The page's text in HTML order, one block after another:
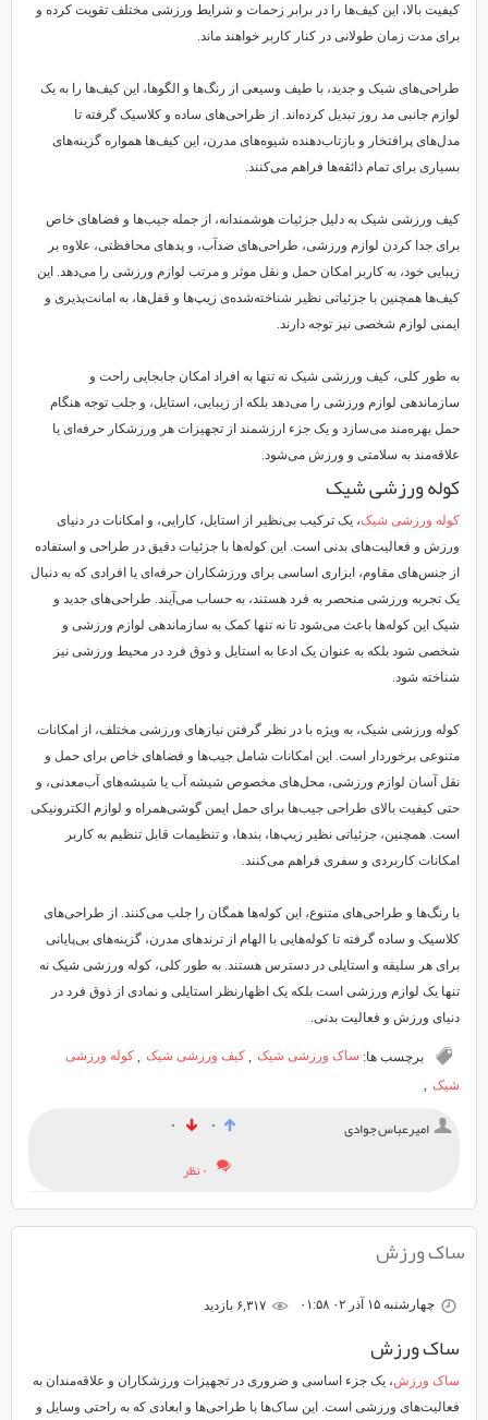
کیفیت بالا، این کیف‌ها را در برابر زحمات و شرایط ورزشی مختلف تقویت کرده و
برای مدت زمان طولانی در کنار کاربر خواهند ماند.
طراحی‌های شیک و جدید، با طیف وسیعی از رنگ‌ها و الگوها، این کیف‌ها را به یک
لوازم جانبی مد روز تبدیل کرده‌اند. از طراحی‌های ساده و کلاسیک گرفته تا
مدل‌های پرافتخار و بازتاب‌دهنده شیوه‌های مدرن، این کیف‌ها همواره گزینه‌های
بسیاری برای تمام ذائقه‌ها فراهم می‌کنند.
کیف ورزشی شیک به دلیل جزئیات هوشمندانه، از جمله جیب‌ها و فضاهای خاص
برای جدا کردن لوازم ورزشی، طراحی‌های ضدآب، و پد‌های محافظتی، علاوه بر
زیبایی خود، به کاربر امکان حمل و نقل موثر و مرتب لوازم ورزشی را می‌دهد. این
کیف‌ها همچنین با جزئیاتی نظیر شناخته‌شده‌ی زیپ‌ها و قفل‌ها، به امانت‌پذیری و
ایمنی لوازم شخصی نیز توجه دارند.
به طور کلی، کیف ورزشی شیک نه تنها به افراد امکان جابجایی راحت و
سازماندهی لوازم ورزشی را می‌دهد بلکه از زیبایی، استایل، و جلب توجه هنگام
حمل بهره‌مند می‌سازد و یک جزء ارزشمند از تجهیزات هر ورزشکار حرفه‌ای یا
علاقه‌مند به سلامتی و ورزش می‌شود.
کوله ورزشی شیک
کوله ورزشی شیک، یک ترکیب بی‌نظیر از استایل، کارایی، و امکانات در دنیای
ورزش و فعالیت‌های بدنی است. این کوله‌ها با جزئیات دقیق در طراحی و استفاده
از جنس‌های مقاوم، ابزاری اساسی برای ورزشکاران حرفه‌ای یا افرادی که به دنبال
یک تجربه ورزشی منحصر به فرد هستند، به حساب می‌آیند. طراحی‌های جدید و
شیک این کوله‌ها باعث می‌شود تا نه تنها کمک به سازماندهی لوازم ورزشی و
شخصی شود بلکه به عنوان یک ادعا به استایل و ذوق فرد در محیط ورزشی نیز
شناخته شود.
کوله ورزشی شیک، به ویژه با در نظر گرفتن نیازهای ورزشی مختلف، از امکانات
متنوعی برخوردار است. این امکانات شامل جیب‌ها و فضاهای خاص برای حمل و
نقل آسان لوازم ورزشی، محل‌های مخصوص شیشه آب یا شیشه‌های آب‌معدنی، و
حتی کیفیت بالای طراحی جیب‌ها برای حمل ایمن گوشی‌همراه و لوازم الکترونیکی
است. همچنین، جزئیاتی نظیر زیپ‌ها، بندها، و تنظیمات قابل تنظیم به کاربر
امکانات کاربردی و سفری فراهم می‌کنند.
با رنگ‌ها و طراحی‌های متنوع، این کوله‌ها همگان را جلب می‌کنند. از طراحی‌های
کلاسیک و ساده گرفته تا کوله‌هایی با الهام از ترندهای مدرن، گزینه‌های بی‌پایانی
برای هر سلیقه و استایلی در دسترس هستند. به طور کلی، کوله ورزشی شیک نه
تنها یک لوازم ورزشی است بلکه یک اظهارنظر استایلی و نمادی از ذوق فرد در
دنیای ورزش و فعالیت بدنی.
برچسب ها: ساک ورزشی شیک کیف ورزشی شیک
کوله ورزشی
شیک
امیرعباس جوادی ۰
۰
۰ نظر
ساک ورزش
چهارشنبه ۱۵ آذر ۰۲ ۰۱:۵۸
ساک ورزش
ساک ورزش، یک جزء اساسی و ضروری در تجهیزات ورزشکاران و علاقه‌مندان به
فعالیت‌های ورزشی است. این ساک‌ها با طراحی‌ها و ابعادی که به راحتی وسایل و